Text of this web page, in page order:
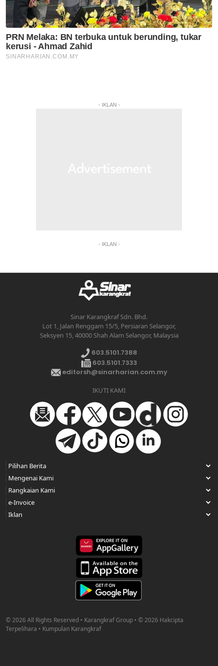
- IKLAN -
- IKLAN -
Sinar Karangkraf Sdn. Bhd.
Lot 1, Jalan Renggam 15/5, Persiaran Selangor,
Seksyen 15, 40000 Shah Alam Selangor, Malaysia
603.5101.7388
603.5101.7333
editorsh@sinarharian.com.my
IKUTI KAMI
© 2026 All Rights Reserved • Karangkraf Group • © 2026 Hakcipta
Terpelihara • Kumpulan Karangkraf